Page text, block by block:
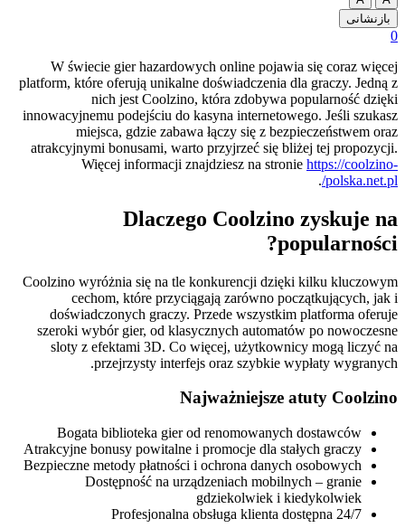
بازنشانی
0
W świecie gier hazardowych online pojawia się coraz więcej
platform, które oferują unikalne doświadczenia dla graczy. Jedną z
nich jest Coolzino, która zdobywa popularność dzięki
innowacyjnemu podejściu do kasyna internetowego. Jeśli szukasz
miejsca, gdzie zabawa łączy się z bezpieczeństwem oraz
atrakcyjnymi bonusami, warto przyjrzeć się bliżej tej propozycji.
Więcej informacji znajdziesz na stronie https://coolzino-
polska.net.pl/
.
Dlaczego Coolzino zyskuje na
popularności?
Coolzino wyróżnia się na tle konkurencji dzięki kilku kluczowym
cechom, które przyciągają zarówno początkujących, jak i
doświadczonych graczy. Przede wszystkim platforma oferuje
szeroki wybór gier, od klasycznych automatów po nowoczesne
sloty z efektami 3D. Co więcej, użytkownicy mogą liczyć na
przejrzysty interfejs oraz szybkie wypłaty wygranych.
Najważniejsze atuty Coolzino
Bogata biblioteka gier od renomowanych dostawców
Atrakcyjne bonusy powitalne i promocje dla stałych graczy
Bezpieczne metody płatności i ochrona danych osobowych
Dostępność na urządzeniach mobilnych – granie
gdziekolwiek i kiedykolwiek
Profesjonalna obsługa klienta dostępna 24/7